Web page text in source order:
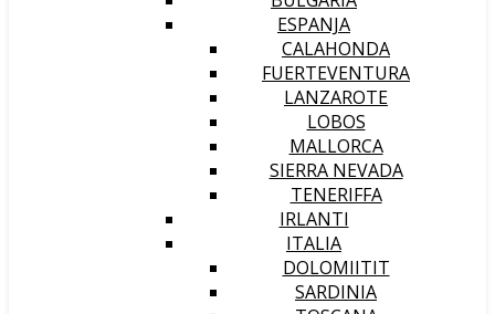
ESPANJA
CALAHONDA
FUERTEVENTURA
LANZAROTE
LOBOS
MALLORCA
SIERRA NEVADA
TENERIFFA
IRLANTI
ITALIA
DOLOMIITIT
SARDINIA